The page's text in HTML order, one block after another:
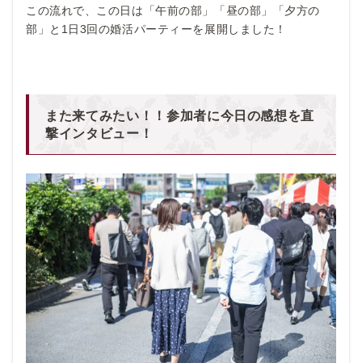
この流れで、この日は「午前の部」「昼の部」「夕方の
部」と1日3回の婚活パーティーを展開しました！
また来てみたい！！参加者に今日の感想を直
撃インタビュー！